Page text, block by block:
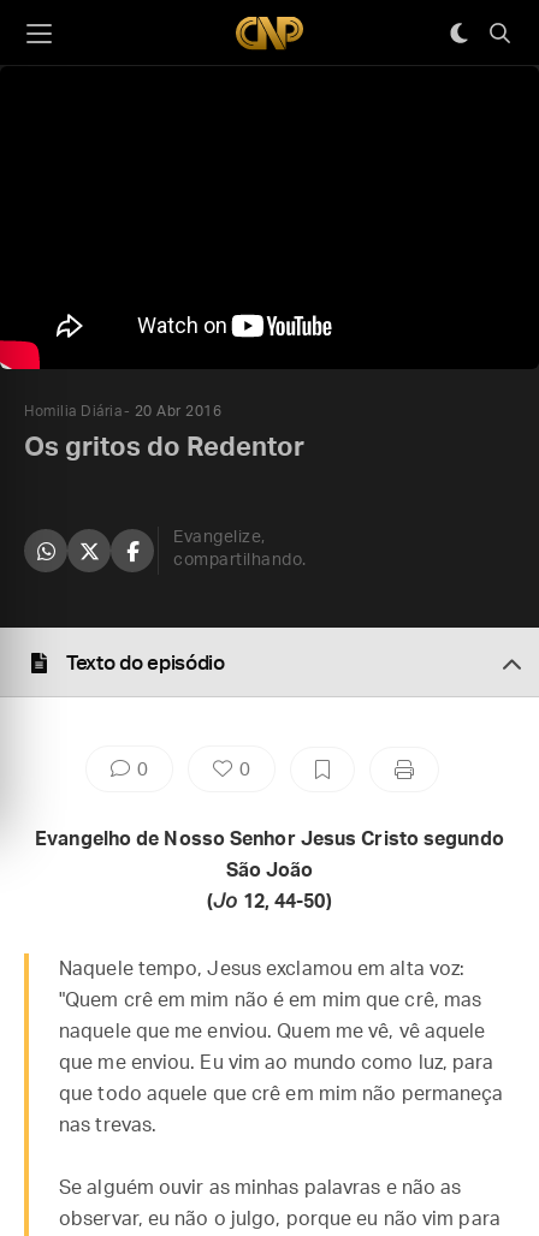
Homilia Diária 20 Abr 2016
Os gritos do Redentor
Evangelize,
compartilhando.
Texto do episódio
0 0
Evangelho de Nosso Senhor Jesus Cristo segundo
São João
(Jo 12, 44-50)
Naquele tempo, Jesus exclamou em alta voz:
"Quem crê em mim não é em mim que crê, mas
naquele que me enviou. Quem me vê, vê aquele
que me enviou. Eu vim ao mundo como luz, para
que todo aquele que crê em mim não permaneça
nas trevas.
Se alguém ouvir as minhas palavras e não as
observar, eu não o julgo, porque eu não vim para